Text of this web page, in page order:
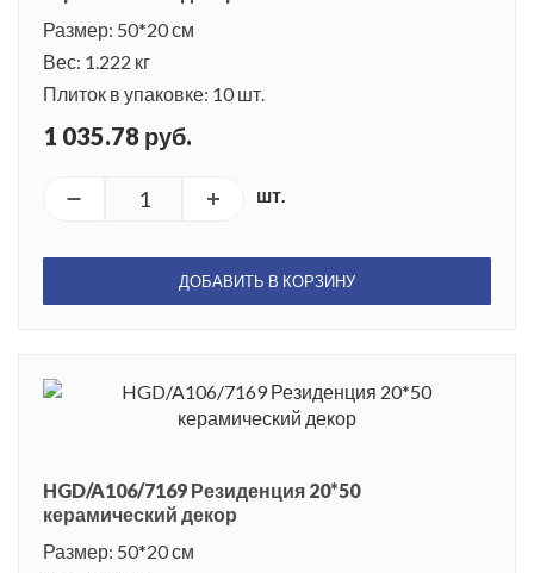
Размер: 50*20 см
Вес: 1.222 кг
Плиток в упаковке: 10 шт.
1 035.78 руб.
шт.
ДОБАВИТЬ В КОРЗИНУ
HGD/A106/7169 Резиденция 20*50
керамический декор
Размер: 50*20 см